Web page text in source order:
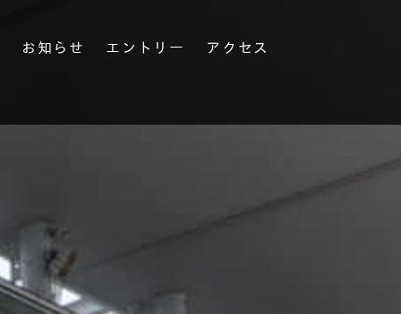
お知らせ エントリー アクセス